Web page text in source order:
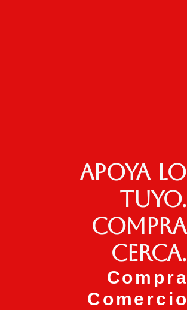
Apoya lo
tuyo.
Compra
cerca.
Compra
Comercio